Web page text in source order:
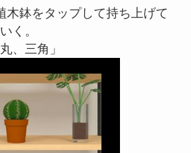
木鉢をタップして持ち上げて
く。
、三角」